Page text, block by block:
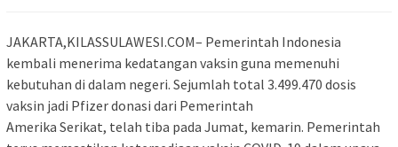
JAKARTA,KILASSULAWESI.COM– Pemerintah Indonesia
kembali menerima kedatangan vaksin guna memenuhi
kebutuhan di dalam negeri. Sejumlah total 3.499.470 dosis
vaksin jadi Pfizer donasi dari Pemerintah
Amerika Serikat, telah tiba pada Jumat, kemarin. Pemerintah